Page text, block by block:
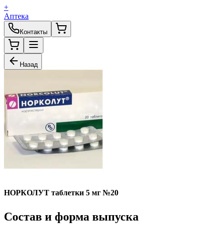
+
Аптека
Контакты
Назад
НОРКОЛУТ таблетки 5 мг №20
Состав и форма выпуска